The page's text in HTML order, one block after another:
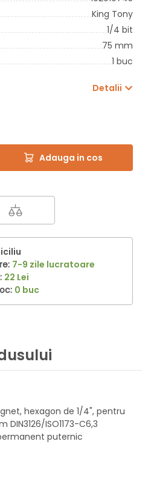
King Tony
1/4 bit
75 mm
1 buc
Detalii
Adauga in cos
7-9 zile lucratoare
22 Lei
0 buc
hexagon de 1/4", pentru
ISO1173-C6,3
puternic